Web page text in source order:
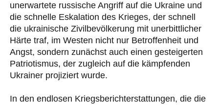
unerwartete russische Angriff auf die Ukraine und
die schnelle Eskalation des Krieges, der schnell
die ukrainische Zivilbevölkerung mit unerbittlicher
Härte traf, im Westen nicht nur Betroffenheit und
Angst, sondern zunächst auch einen gesteigerten
Patriotismus, der zugleich auf die kämpfenden
Ukrainer projiziert wurde.
In den endlosen Kriegsberichterstattungen, die die